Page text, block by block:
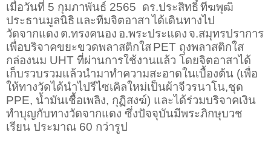
เมื่อวันที่ 5 กุมภาพันธ์ 2565 ดร.ประสิทธิ์ทีฆพุฒิ
ประธานมูลนิธิ และทีมจิตอาสาได้เดินทางไป
วัดจากแดง ต.ทรงคนอง อ.พระประแดง จ.สมุทรปราการ
เพื่อบริจาคขยะขวดพลาสติกใสPET ถุงพลาสติกใส
กล่องนม UHT ที่ผ่านการใช้งานแล้ว โดยจิตอาสาได้
เก็บรวบรวมแล้วนำมาทำความสะอาดในเบื้องต้น (เพื่อ
ให้ทางวัดได้นำไปรีไซเคิลใหม่เป็นผ้าจีวรนาโน,ชุด
PPE, น้ำมันเชื้อเพลิง, กุฏิสงฆ์) และได้ร่วมบริจาคเงิน
ทำบุญกับทางวัดจากแดง ซึ่งปัจจุบันมีพระภิกษุบวช
เรียน ประมาณ 60 กว่ารูป